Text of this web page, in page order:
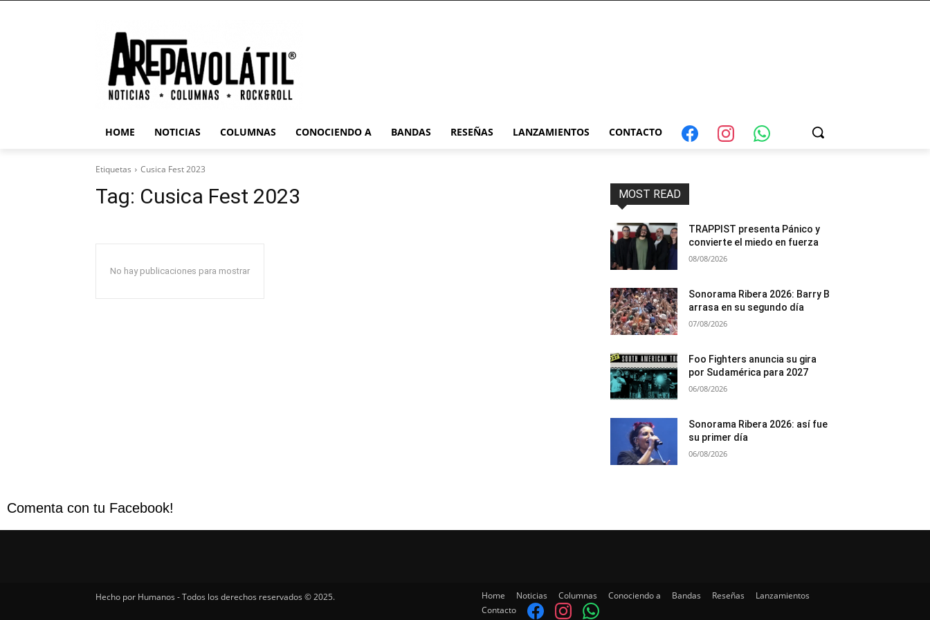
HOME NOTICIAS COLUMNAS CONOCIENDO A BANDAS RESEÑAS LANZAMIENTOS CONTACTO
Etiquetas Cusica Fest 2023
Tag: Cusica Fest 2023
No hay publicaciones para mostrar
MOST READ
TRAPPIST presenta Pánico y
convierte el miedo en fuerza
08/08/2026
Sonorama Ribera 2026: Barry B
arrasa en su segundo día
07/08/2026
Foo Fighters anuncia su gira
por Sudamérica para 2027
06/08/2026
Sonorama Ribera 2026: así fue
su primer día
06/08/2026
Comenta con tu Facebook!
Hecho por Humanos - Todos los derechos reservados © 2025. Home Noticias Columnas Conociendo a Bandas Reseñas
Lanzamientos
Contacto